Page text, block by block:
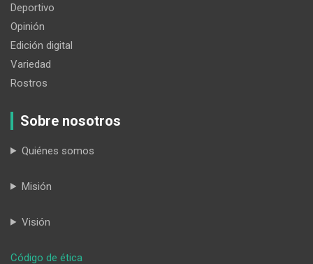
Deportivo
Opinión
Edición digital
Variedad
Rostros
Sobre nosotros
Quiénes somos
Misión
Visión
Código de ética